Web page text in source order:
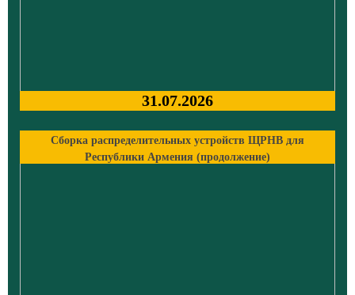
31.07.2026
Сборка распределительных устройств ЩРНВ для
Республики Армения (продолжение)